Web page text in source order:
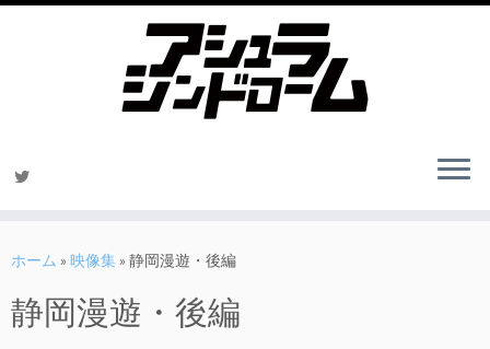
ン
ン
ツ
ホーム » 映像集» 静岡漫遊・後編
静岡漫遊・後編